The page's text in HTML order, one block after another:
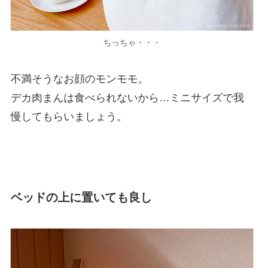
ちっちゃ・・・
不満そうなお顔のモンモモ。
デカ肉まんは食べられないから…ミニサイズで我
慢してもらいましょう。
ベッドの上に置いても良し